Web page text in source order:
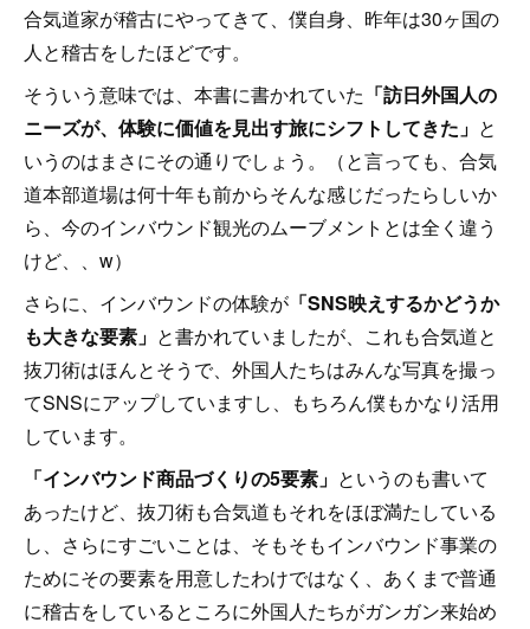
合気道家が稽古にやってきて、僕自身、昨年は30ヶ国の
人と稽古をしたほどです。
そういう意味では、本書に書かれていた 「訪日外国人の
ニーズが、体験に価値を見出す旅にシフトしてきた」 と
いうのはまさにその通りでしょう。（と言っても、合気
道本部道場は何十年も前からそんな感じだったらしいか
ら、今のインバウンド観光のムーブメントとは全く違う
けど、、w）
さらに、インバウンドの体験が 「SNS映えするかどうか
も大きな要素」 と書かれていましたが、これも合気道と
抜刀術はほんとそうで、外国人たちはみんな写真を撮っ
てSNSにアップしていますし、もちろん僕もかなり活用
しています。
「インバウンド商品づくりの5要素」 というのも書いて
あったけど、抜刀術も合気道もそれをほぼ満たしている
し、さらにすごいことは、そもそもインバウンド事業の
ためにその要素を用意したわけではなく、あくまで普通
に稽古をしているところに外国人たちがガンガン来始め